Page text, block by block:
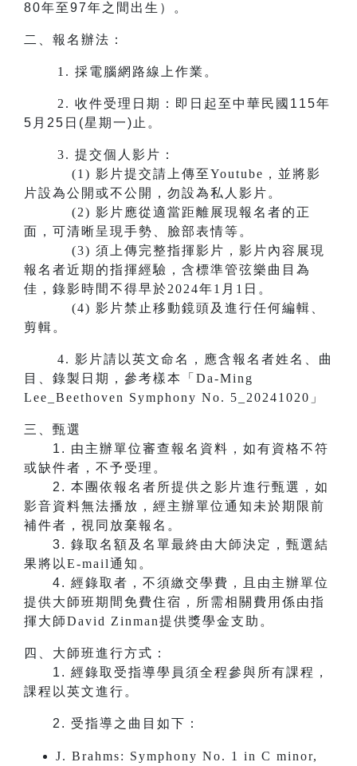
80年至97年之間出生）。
二、報名辦法：
1. 採電腦網路線上作業。
2. 收件受理日期：即日起至中華民國115年
5月25日(星期一)止。
3. 提交個人影片：
(1) 影片提交請上傳至Youtube，並將影
片設為公開或不公開，勿設為私人影片。
(2) 影片應從適當距離展現報名者的正
面，可清晰呈現手勢、臉部表情等。
(3) 須上傳完整指揮影片，影片內容展現
報名者近期的指揮經驗，含標準管弦樂曲目為
佳，錄影時間不得早於2024年1月1日。
(4) 影片禁止移動鏡頭及進行任何編輯、
剪輯。
4. 影片請以英文命名，應含報名者姓名、曲
目、錄製日期，參考樣本「Da-Ming
Lee_Beethoven Symphony No. 5_20241020」
三、甄選
1. 由主辦單位審查報名資料，如有資格不符
或缺件者，不予受理。
2. 本團依報名者所提供之影片進行甄選，如
影音資料無法播放，經主辦單位通知未於期限前
補件者，視同放棄報名。
3. 錄取名額及名單最終由大師決定，甄選結
果將以E-mail通知。
4. 經錄取者，不須繳交學費，且由主辦單位
提供大師班期間免費住宿，所需相關費用係由指
揮大師David Zinman提供獎學金支助。
四、大師班進行方式：
1. ​​​​​​經錄取受指導學員須全程參與所有課程，
課程以英文進行。
2. 受指導之曲目如下：
J. Brahms: Symphony No. 1 in C minor,